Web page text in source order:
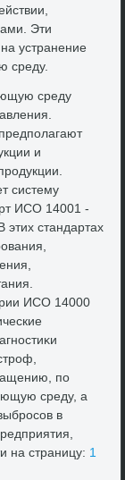
Эти
устранение
среду.
среду
и
систему
ИСО 14001 -
стандартах
ИСО 14000
по
среду, а
в
на страницу: 1